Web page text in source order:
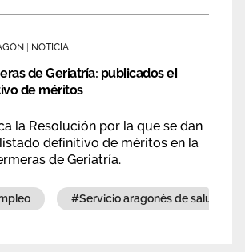
NOTICIA
de Geriatría: publicados el
de méritos
la Resolución por la que se dan
definitivo de méritos en la
de Geriatría.
#servicio aragonés de salud